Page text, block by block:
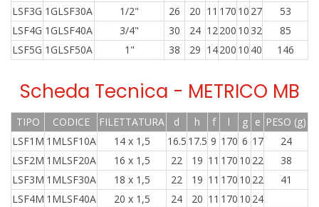
LSF3G 1GLSF30A 1/2" 26 20 11 170 10 27
53
LSF4G 1GLSF40A 3/4" 30 24 12200 10 32
85
LSF5G 1GLSF50A 1" 38 29 14200 10 40 146
Scheda Tecnica - METRICO MB
TIPO CODICE FILETTATURA d h f l g e PESO (g)
LSF1M 1MLSF10A 14 x 1,5 16.5 17.5 9 170 6 17
24
LSF2M 1MLSF20A 16 x 1,5 22 19 11 170 10 22
38
LSF3M 1MLSF30A 18 x 1,5 22 19 11 170 10 22
41
LSF4M 1MLSF40A 20 x 1,5 24 20 11 170 10 24